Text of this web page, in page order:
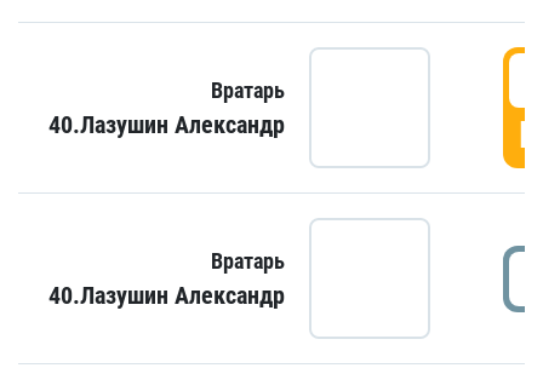
Вратарь
40.Лазушин Александр
Вратарь
40.Лазушин Александр